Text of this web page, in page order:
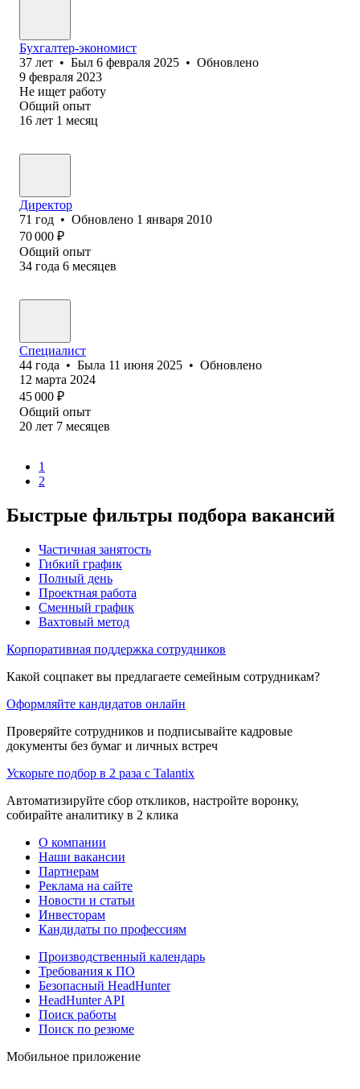
Бухгалтер-экономист
37 лет • Был 6 февраля 2025 • Обновлено
9 февраля 2023
Не ищет работу
Общий опыт
16 лет 1 месяц
Директор
71 год • Обновлено 1 января 2010
70 000 ₽
Общий опыт
34 года 6 месяцев
Специалист
44 года • Была 11 июня 2025 • Обновлено
12 марта 2024
45 000 ₽
Общий опыт
20 лет 7 месяцев
1
2
Быстрые фильтры подбора вакансий
Частичная занятость
Гибкий график
Полный день
Проектная работа
Сменный график
Вахтовый метод
Корпоративная поддержка сотрудников
Какой соцпакет вы предлагаете семейным сотрудникам?
Оформляйте кандидатов онлайн
Проверяйте сотрудников и подписывайте кадровые
документы без бумаг и личных встреч
Ускорьте подбор в 2 раза с Talantix
Автоматизируйте сбор откликов, настройте воронку,
собирайте аналитику в 2 клика
О компании
Наши вакансии
Партнерам
Реклама на сайте
Новости и статьи
Инвесторам
Кандидаты по профессиям
Производственный календарь
Требования к ПО
Безопасный HeadHunter
HeadHunter API
Поиск работы
Поиск по резюме
Мобильное приложение